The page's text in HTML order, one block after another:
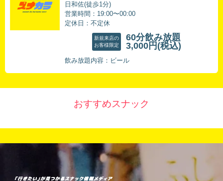
日和佐(徒歩1分)
営業時間：19:00〜00:00
定休日：不定休
新規来店の
お客様限定
60分飲み放題
3,000円 (税込)
飲み放題内容：ビール
おすすめスナック